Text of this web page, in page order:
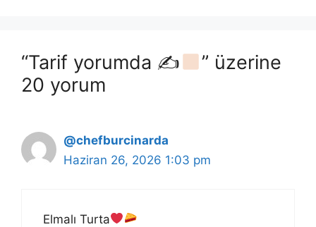
“Tarif yorumda ✍
” üzerine
20 yorum
@chefburcinarda
Haziran 26, 2026 1:03 pm
Elmalı Turta